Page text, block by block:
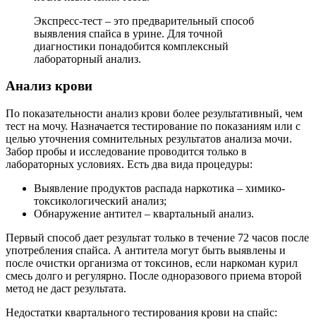
Экспресс-тест – это предварительный способ
выявления спайса в урине. Для точной
диагностики понадобится комплексный
лабораторный анализ.
Анализ крови
По показательности анализ крови более результативный, чем
тест на мочу. Назначается тестирование по показаниям или с
целью уточнения сомнительных результатов анализа мочи.
Забор пробы и исследование проводится только в
лабораторных условиях. Есть два вида процедуры:
Выявление продуктов распада наркотика – химико-
токсикологический анализ;
Обнаружение антител – квартальный анализ.
Первый способ дает результат только в течение 72 часов после
употребления спайса. А антитела могут быть выявлены и
после очистки организма от токсинов, если наркоман курил
смесь долго и регулярно. После одноразового приема второй
метод не даст результата.
Недостатки квартального тестирования крови на спайс: